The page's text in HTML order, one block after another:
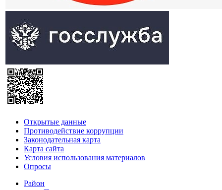
Открытые данные
Противодействие коррупции
Законодательная карта
Карта сайта
Условия использования материалов
Опросы
Район